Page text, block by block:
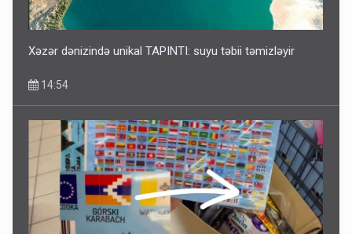
Xəzər dənizində unikal TAPINTI: suyu təbii təmizləyir
14:54